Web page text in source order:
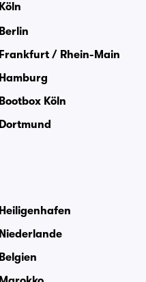
Köln
Berlin
Frankfurt / Rhein-Main
Hamburg
Bootbox Köln
Dortmund
Heiligenhafen
Niederlande
Belgien